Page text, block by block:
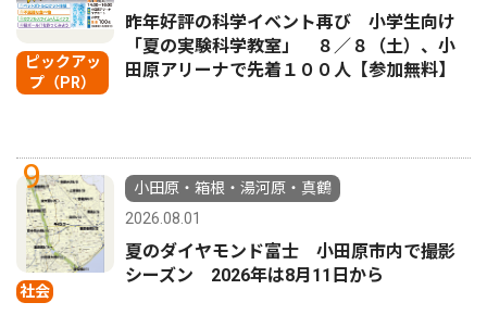
ピックアッ
プ（PR）
昨年好評の科学イベント再び 小学生向け
「夏の実験科学教室」 ８／８（土）、小
田原アリーナで先着１００人【参加無料】
9
社会
小田原・箱根・湯河原・真鶴
2026.08.01
夏のダイヤモンド富士 小田原市内で撮影
シーズン 2026年は8月11日から